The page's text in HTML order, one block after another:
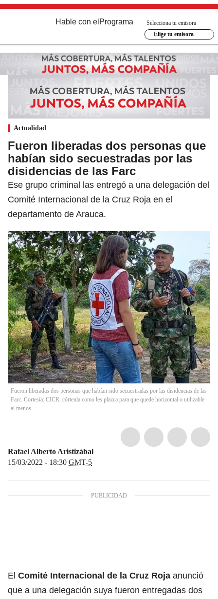
Hable con el Programa
Selecciona tu emisora
Elige tu emisora
Actualidad
Fueron liberadas dos personas que
habían sido secuestradas por las
disidencias de las Farc
Ese grupo criminal las entregó a una delegación del
Comité Internacional de la Cruz Roja en el
departamento de Arauca.
Fueron liberadas dos personas que habían sido secuestradas por las disidencias de las
Farc. Cortesía: CICR, córtenla como les plazca para que quede horizontal o utilizable
al menos.
Rafael Alberto Aristizábal
15/03/2022 - 18:30 GMT-5
El Comité Internacional de la Cruz Roja anunció
que a una delegación suya fueron entregadas dos